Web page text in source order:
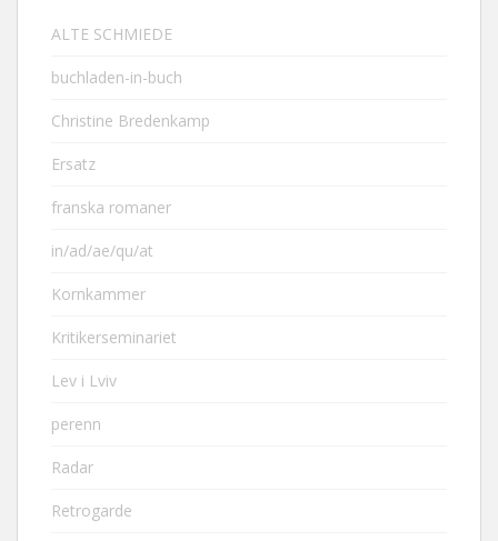
ALTE SCHMIEDE
buchladen-in-buch
Christine Bredenkamp
Ersatz
franska romaner
in/ad/ae/qu/at
Kornkammer
Kritikerseminariet
Lev i Lviv
perenn
Radar
Retrogarde